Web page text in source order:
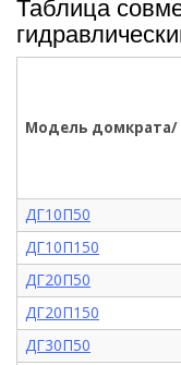
Модель
ДГ10П50
ДГ10П150
ДГ20П50
ДГ20П150
ДГ30П50